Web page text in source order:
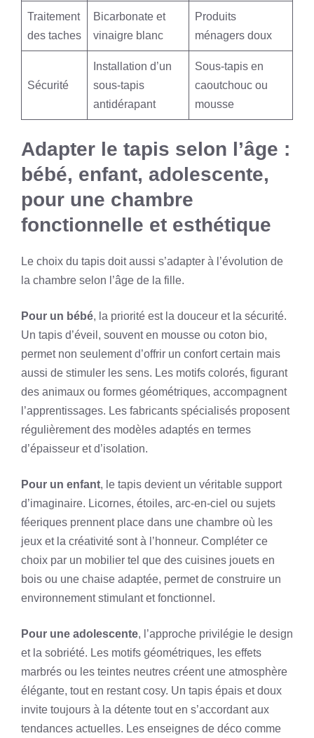
Traitement
des taches
Bicarbonate et
vinaigre blanc
Produits
ménagers doux
Sécurité
Installation d’un
sous-tapis
antidérapant
Sous-tapis en
caoutchouc ou
mousse
Adapter le tapis selon l’âge :
bébé, enfant, adolescente,
pour une chambre
fonctionnelle et esthétique
Le choix du tapis doit aussi s’adapter à l’évolution de
la chambre selon l’âge de la fille.
Pour un bébé, la priorité est la douceur et la sécurité.
Un tapis d’éveil, souvent en mousse ou coton bio,
permet non seulement d’offrir un confort certain mais
aussi de stimuler les sens. Les motifs colorés, figurant
des animaux ou formes géométriques, accompagnent
l’apprentissages. Les fabricants spécialisés proposent
régulièrement des modèles adaptés en termes
d’épaisseur et d’isolation.
Pour un enfant, le tapis devient un véritable support
d’imaginaire. Licornes, étoiles, arc-en-ciel ou sujets
féeriques prennent place dans une chambre où les
jeux et la créativité sont à l’honneur. Compléter ce
choix par un mobilier tel que des cuisines jouets en
bois ou une chaise adaptée, permet de construire un
environnement stimulant et fonctionnel.
Pour une adolescente, l’approche privilégie le design
et la sobriété. Les motifs géométriques, les effets
marbrés ou les teintes neutres créent une atmosphère
élégante, tout en restant cosy. Un tapis épais et doux
invite toujours à la détente tout en s’accordant aux
tendances actuelles. Les enseignes de déco comme